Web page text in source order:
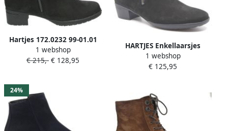
Hartjes 172.0232 99-01.01
dames enkellaarzen
gekleed (4 5) zwart
1 webshop
€ 215,- € 128,95
HARTJES Enkellaarsjes
Dames 172.0173 City Boot
Maat: 42 5 Materiaal: Suède
1 webshop
€ 125,95
24%